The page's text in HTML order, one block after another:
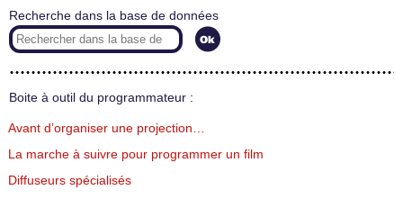
Recherche dans la base de données
Boite à outil du programmateur :
Avant d’organiser une projection…
La marche à suivre pour programmer un film
Diffuseurs spécialisés